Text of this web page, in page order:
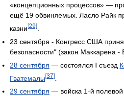
«концепционных процессов» —
ещё 19 обвиняемых. Ласло Райк
казни[29]
23 сентября - Конгресс США
безопасности" (закон Маккарена -
28 сентября — состоялся I съезд
Гватемалы[37]
29 сентября — войска 1-й